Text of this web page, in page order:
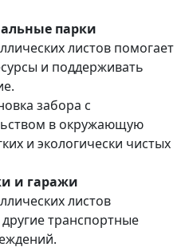
парки
листов помогает
и поддерживать
забора с
в окружающую
и экологически чистых
и гаражи
листов
транспортные